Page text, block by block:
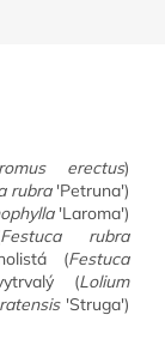
erectus)
rubra 'Petruna')
'Laroma')
Festuca rubra
(Festuca
(Lolium
'Struga')